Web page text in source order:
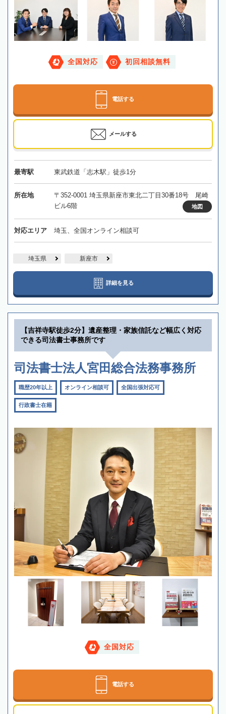
全国対応 初回相談無料
電話する
メールする
最寄駅 東武鉄道「志木駅」徒歩1分
所在地
〒352-0001 埼玉県新座市東北二丁目30番18号 尾崎
ビル6階
地図
対応エリア 埼玉、全国オンライン相談可
埼玉県 新座市
詳細を見る
【吉祥寺駅徒歩2分】遺産整理・家族信託など幅広く対応
できる司法書士事務所です
司法書士法人宮田総合法務事務所
職歴20年以上 オンライン相談可 全国出張対応可
行政書士在籍
全国対応
電話する